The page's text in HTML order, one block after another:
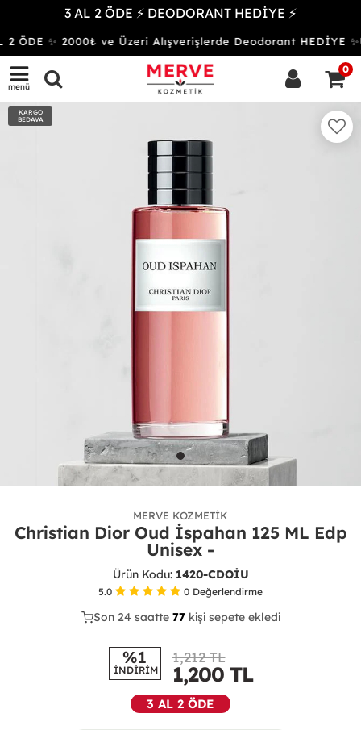
3 AL 2 ÖDE ⚡ DEODORANT HEDİYE ⚡
ÖDE ✨ 2000₺ ve Üzeri Alışverişlerde Deodorant HEDİYE
menü
0
KARGO
BEDAVA
MERVE KOZMETIK
Christian Dior Oud İspahan 125 ML Edp
Unisex -
Ürün Kodu: 1420-CDOİU
5.0 0 Değerlendirme
42
Son 24 saatte 77 kişi sepete ekledi
28
%1
İNDİRİM
1,212 TL
1,200TL
3 AL 2 ÖDE